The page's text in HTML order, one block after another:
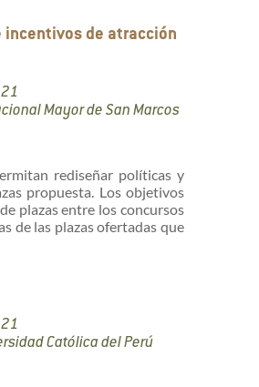
incentivos de atracción
Mayor de San Marcos
rediseñar políticas y
propuesta. Los objetivos
plazas entre los concursos
de las plazas ofertadas que
Católica del Perú